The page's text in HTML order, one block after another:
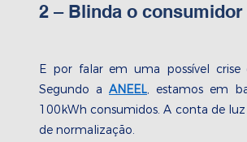
2 – Blinda o
E por falar em uma possível crise
Segundo a ANEEL, estamos em
100kWh consumidos. A conta de
de normalização.